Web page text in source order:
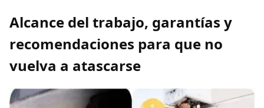
Alcance del trabajo, garantías y
recomendaciones para que no
vuelva a atascarse